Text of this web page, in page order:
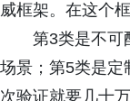
威框架。在这个
第3类是不可
场景；第5类是
次验证就要几十